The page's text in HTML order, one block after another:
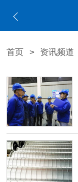
首页 > 资讯频道